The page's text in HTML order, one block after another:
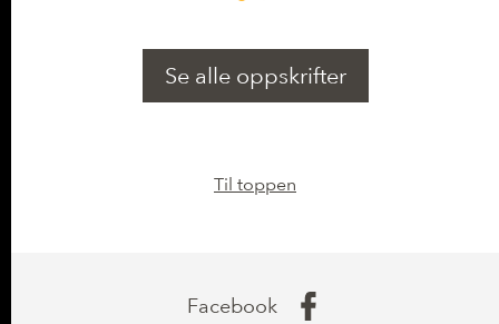
Se alle oppskrifter
Til toppen
Facebook